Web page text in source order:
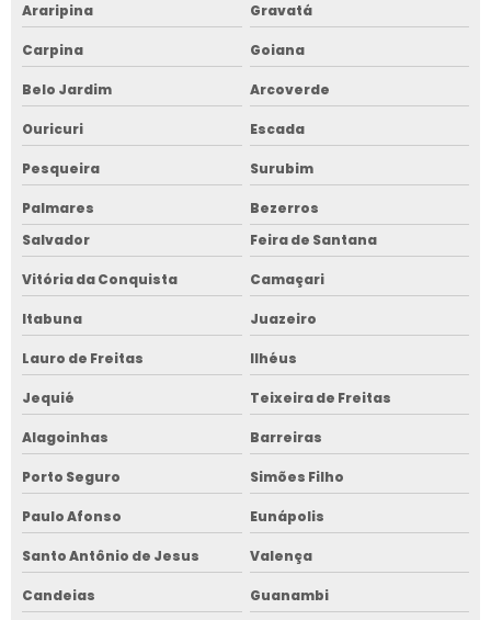
Araripina Gravatá
Carpina Goiana
Belo Jardim Arcoverde
Ouricuri Escada
Pesqueira Surubim
Palmares
Bezerros
Salvador
Feira de Santana
Vitória da Conquista Camaçari
Itabuna Juazeiro
Lauro de Freitas Ilhéus
Jequié Teixeira de Freitas
Alagoinhas Barreiras
Porto Seguro Simões Filho
Paulo Afonso Eunápolis
Santo Antônio de Jesus Valença
Candeias Guanambi